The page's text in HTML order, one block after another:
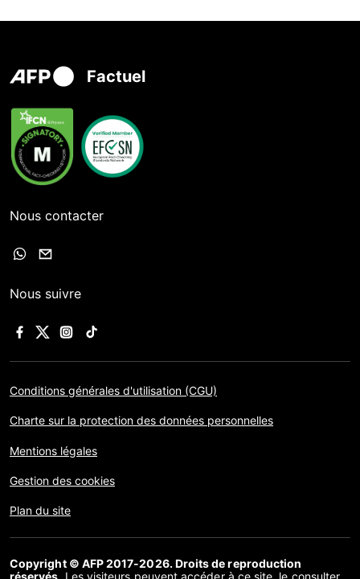
Factuel
Nous contacter
Nous suivre
Conditions générales d'utilisation (CGU)
Charte sur la protection des données personnelles
Mentions légales
Gestion des cookies
Plan du site
Copyright © AFP 2017-2026. Droits de reproduction
réservés . Les visiteurs peuvent accéder à ce site, le consulter